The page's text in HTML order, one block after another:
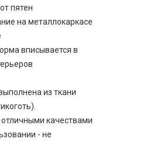
пятен
на металлокаркасе
вписывается в
из ткани
отличными качествами
- не